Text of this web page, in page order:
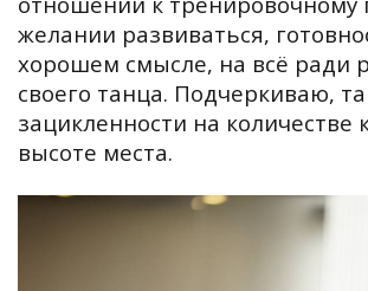
желании развиваться,
хорошем смысле, на всё ради
своего танца. Подчеркиваю,
зацикленности на количестве
высоте места.